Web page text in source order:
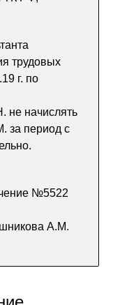
трудовых
г. по
не начислять
за период с
№5522
А.М.